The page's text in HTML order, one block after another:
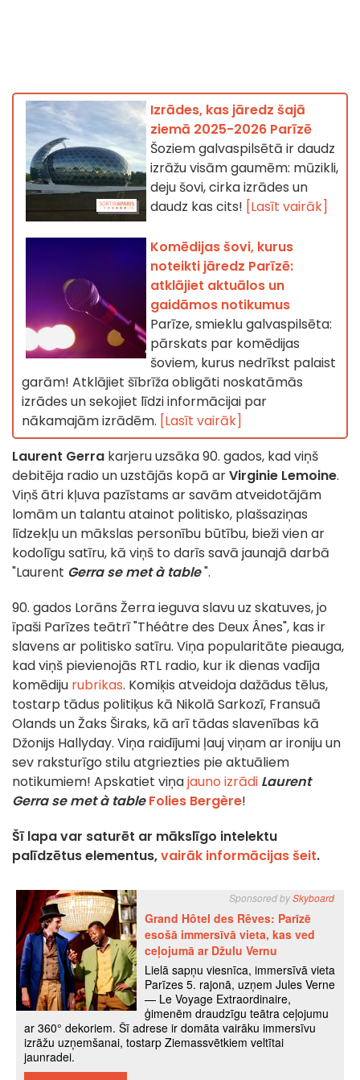
Izrādes, kas jāredz šajā
ziemā 2025-2026 Parīzē
Šoziem galvaspilsētā ir daudz
izrāžu visām gaumēm: mūzikli,
deju šovi, cirka izrādes un
daudz kas cits! [Lasīt vairāk]
Komēdijas šovi, kurus
noteikti jāredz Parīzē:
atklājiet aktuālos un
gaidāmos notikumus
Parīze, smieklu galvaspilsēta:
pārskats par komēdijas
šoviem, kurus nedrīkst palaist
garām! Atklājiet šībrīža obligāti noskatāmās
izrādes un sekojiet līdzi informācijai par
nākamajām izrādēm. [Lasīt vairāk]
Laurent Gerra karjeru uzsāka 90. gados, kad viņš
debitēja radio un uzstājās kopā arVirginie Lemoine.
Viņš ātri kļuva pazīstams ar savām atveidotājām
lomām un talantu atainot politisko, plašsaziņas
līdzekļu un mākslas personību būtību, bieži vien ar
kodolīgu satīru, kā viņš to darīs savā jaunajā darbā
"Laurent Gerra se met à table".
90. gados Lorāns Žerra ieguva slavu uz skatuves, jo
īpaši Parīzes teātrī "Théâtre des Deux Ânes", kas ir
slavens ar politisko satīru. Viņa popularitāte pieauga,
kad viņš pievienojās RTL radio, kur ik dienas vadīja
komēdiju rubrikas. Komiķis atveidoja dažādus tēlus,
tostarp tādus politiķus kā Nikolā Sarkozī, Fransuā
Olands un Žaks Širaks, kā arī tādas slavenības kā
Džonijs Hallyday. Viņa raidījumi ļauj viņam ar ironiju un
sev raksturīgo stilu atgriezties pie aktuāliem
notikumiem! Apskatiet viņajauno izrādi Laurent
Gerra se met à table Folies Bergère!
Šī lapa var saturēt ar mākslīgo intelektu
palīdzētus elementus,vairāk informācijas šeit.